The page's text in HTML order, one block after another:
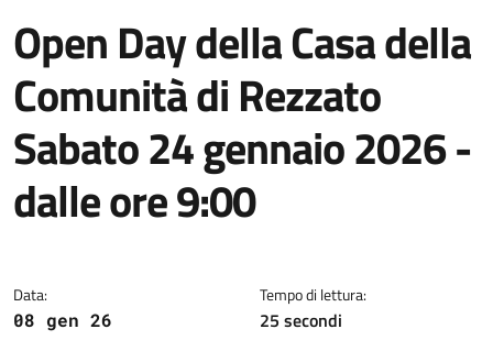
Open Day della Casa della
Comunità di Rezzato
Sabato 24 gennaio 2026 -
dalle ore 9:00
Data:
08 gen 26
Tempo di lettura:
25 secondi